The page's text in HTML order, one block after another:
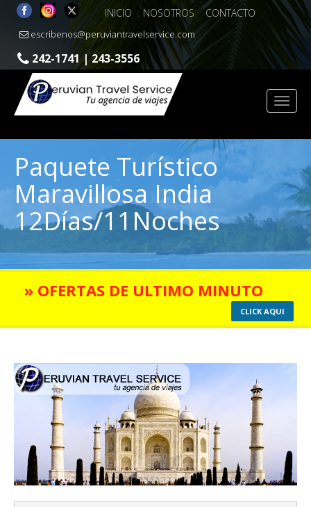
INICIO NOSOTROS CONTACTO
escribenos@peruviantravelservice.com
242-1741 | 243-3556
Paquete Turístico
Maravillosa India
12Días/11Noches
» OFERTAS DE ULTIMO MINUTO
CLICK AQUI